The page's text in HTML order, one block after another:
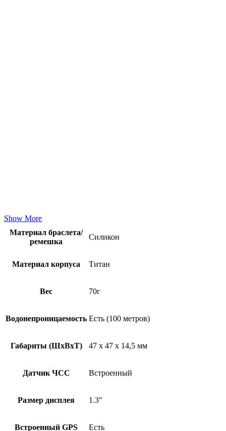
Show More
Материал браслета/
ремешка
Силикон
Материал корпуса Титан
Вес 70г
Водонепроницаемость Есть (100 метров)
Габариты (ШхВхТ) 47 x 47 x 14,5 мм
Датчик ЧСС Встроенный
Размер дисплея 1.3"
Встроенный GPS Есть